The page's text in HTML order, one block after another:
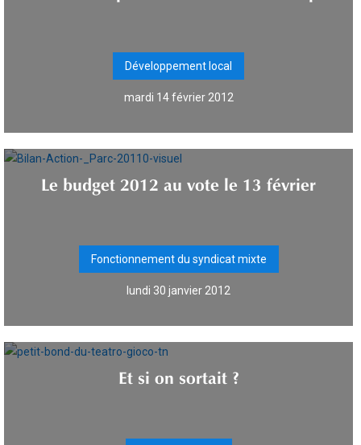
Développement local
mardi 14 février 2012
Le budget 2012 au vote le 13 février
Fonctionnement du syndicat mixte
lundi 30 janvier 2012
Et si on sortait ?